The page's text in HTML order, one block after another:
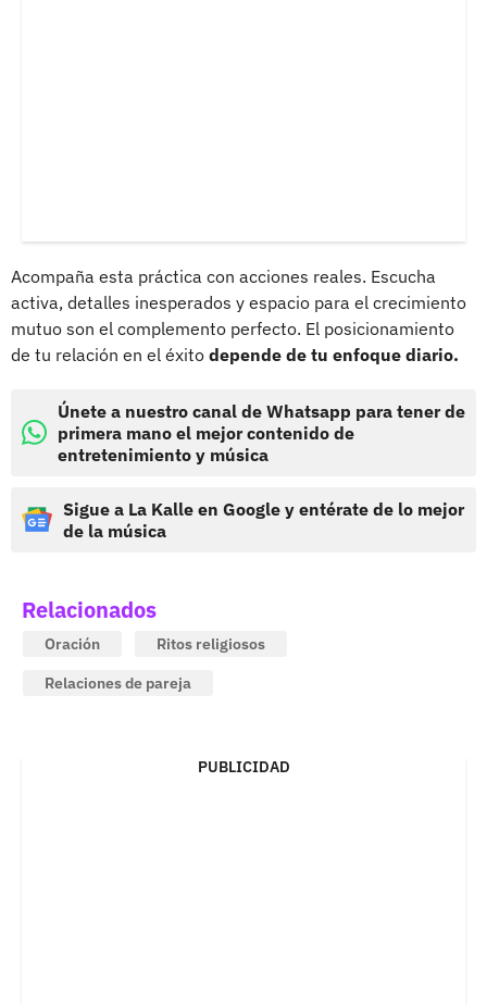
Acompaña esta práctica con acciones reales. Escucha
activa, detalles inesperados y espacio para el crecimiento
mutuo son el complemento perfecto. El posicionamiento
de tu relación en el éxito depende de tu enfoque diario.
Únete a nuestro canal de Whatsapp para tener de
primera mano el mejor contenido de
entretenimiento y música
Sigue a La Kalle en Google y entérate de lo mejor
de la música
Relacionados
Oración
Ritos religiosos
Relaciones de pareja
PUBLICIDAD